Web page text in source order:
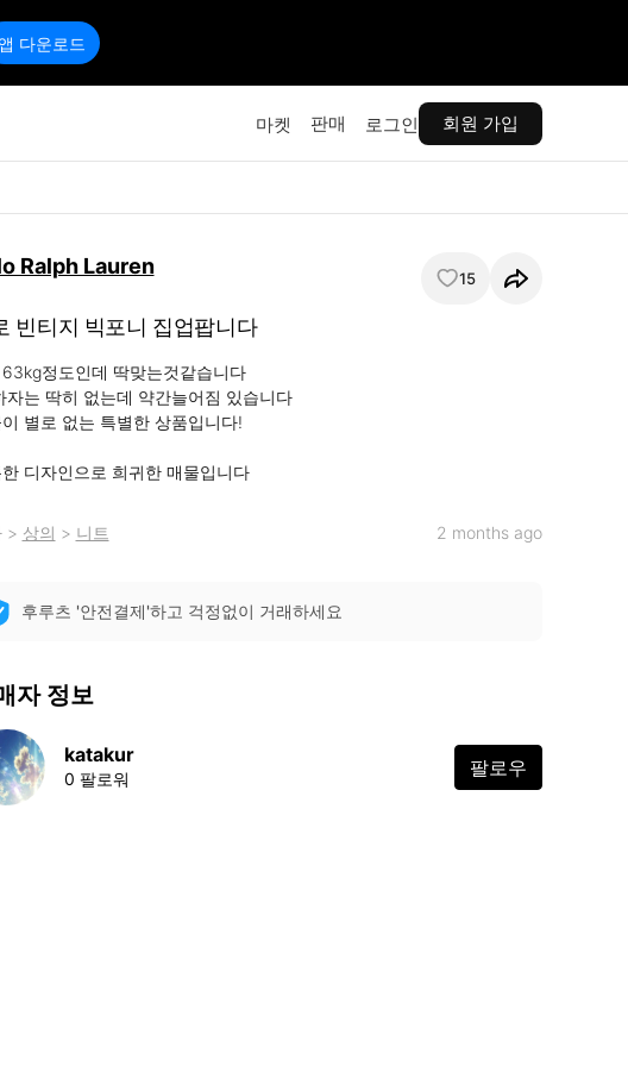
앱 다운로드
마켓 판매 로그인 회원 가입
Ralph Lauren 15
빈티지 빅포니 집업팝니다
정도인데 딱맞는것같습니다
자는 딱히 없는데 약간늘어짐 있습니다
별로 없는 특별한 상품입니다!
디자인으로 희귀한 매물입니다
> 상의 > 니트 2 months ago
후루츠 '안전결제'하고 걱정없이 거래하세요
자 정보
katakur
0 팔로워 팔로우